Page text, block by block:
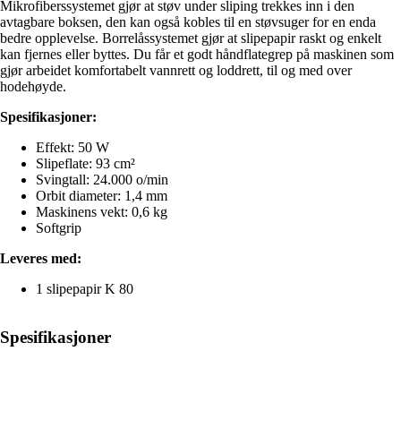
Mikrofiberssystemet gjør at støv under sliping trekkes inn i den
avtagbare boksen, den kan også kobles til en støvsuger for en enda
bedre opplevelse. Borrelåssystemet gjør at slipepapir raskt og enkelt
kan fjernes eller byttes. Du får et godt håndflategrep på maskinen som
gjør arbeidet komfortabelt vannrett og loddrett, til og med over
hodehøyde.
Spesifikasjoner:
Effekt: 50 W
Slipeflate: 93 cm²
Svingtall: 24.000 o/min
Orbit diameter: 1,4 mm
Maskinens vekt: 0,6 kg
Softgrip
Leveres med:
1 slipepapir K 80
Spesifikasjoner